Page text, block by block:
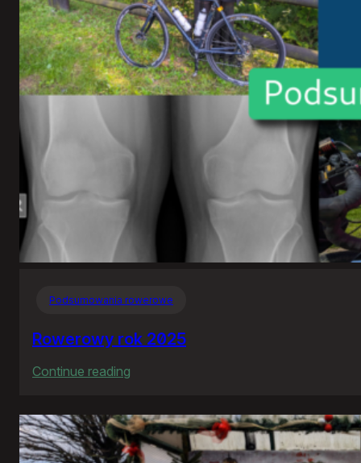
Podsumowania rowerowe
Rowerowy rok 2025
Continue reading
rok
2025